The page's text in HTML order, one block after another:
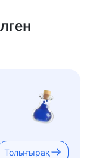
Толығырақ